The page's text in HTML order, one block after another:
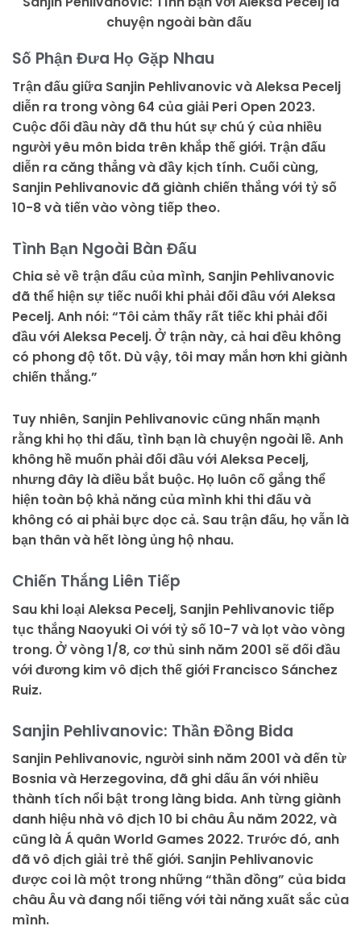
chuyện ngoài bàn đấu
Số Phận Đưa Họ Gặp Nhau
Trận đấu giữa Sanjin Pehlivanovic và Aleksa Pecelj
diễn ra trong vòng 64 của giải Peri Open 2023.
Cuộc đối đầu này đã thu hút sự chú ý của nhiều
người yêu môn bida trên khắp thế giới. Trận đấu
diễn ra căng thẳng và đầy kịch tính. Cuối cùng,
Sanjin Pehlivanovic đã giành chiến thắng với tỷ số
10-8 và tiến vào vòng tiếp theo.
Tình Bạn Ngoài Bàn Đấu
Chia sẻ về trận đấu của mình, Sanjin Pehlivanovic
đã thể hiện sự tiếc nuối khi phải đối đầu với Aleksa
Pecelj. Anh nói: “Tôi cảm thấy rất tiếc khi phải đối
đầu với Aleksa Pecelj. Ở trận này, cả hai đều không
có phong độ tốt. Dù vậy, tôi may mắn hơn khi giành
chiến thắng.”
Tuy nhiên, Sanjin Pehlivanovic cũng nhấn mạnh
rằng khi họ thi đấu, tình bạn là chuyện ngoài lề. Anh
không hề muốn phải đối đầu với Aleksa Pecelj,
nhưng đây là điều bắt buộc. Họ luôn cố gắng thể
hiện toàn bộ khả năng của mình khi thi đấu và
không có ai phải bực dọc cả. Sau trận đấu, họ vẫn là
bạn thân và hết lòng ủng hộ nhau.
Chiến Thắng Liên Tiếp
Sau khi loại Aleksa Pecelj, Sanjin Pehlivanovic tiếp
tục thắng Naoyuki Oi với tỷ số 10-7 và lọt vào vòng
trong. Ở vòng 1/8, cơ thủ sinh năm 2001 sẽ đối đầu
với đương kim vô địch thế giới Francisco Sánchez
Ruiz.
Sanjin Pehlivanovic: Thần Đồng Bida
Sanjin Pehlivanovic, người sinh năm 2001 và đến từ
Bosnia và Herzegovina, đã ghi dấu ấn với nhiều
thành tích nổi bật trong làng bida. Anh từng giành
danh hiệu nhà vô địch 10 bi châu Âu năm 2022, và
cũng là Á quân World Games 2022. Trước đó, anh
đã vô địch giải trẻ thế giới. Sanjin Pehlivanovic
được coi là một trong những “thần đồng” của bida
châu Âu và đang nổi tiếng với tài năng xuất sắc của
mình.